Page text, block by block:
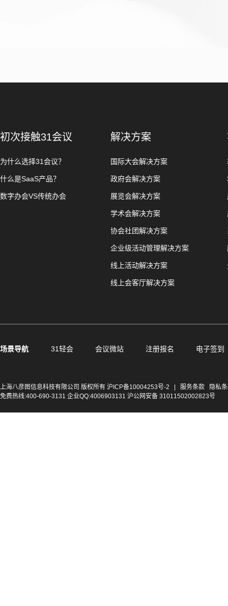
初次接触31会议
为什么选择31会议？
什么是SaaS产品？
数字办会VS传统办会
解决方案
国际大会解决方案
政府会解决方案
展览会解决方案
学术会解决方案
协会社团解决方案
企业级活动管理解决方案
线上活动解决方案
线上会客厅解决方案
场景导航 31轻会 会议微站 注册报名 电子签到
上海八彦图信息科技有限公司 版权所有 沪ICP备10004253号-2 服务条款
隐私
免费热线:400-690-3131 企业QQ:4006903131 沪公网安备 31011502002823号